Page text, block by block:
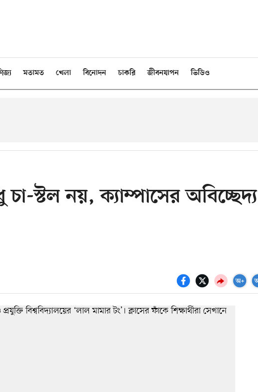
মতামত খেলা বিনোদন চাকরি জীবনযাপন ভিডিও
চা-স্টল নয়, ক্যাম্পাসের অবিচ্ছেদ্য